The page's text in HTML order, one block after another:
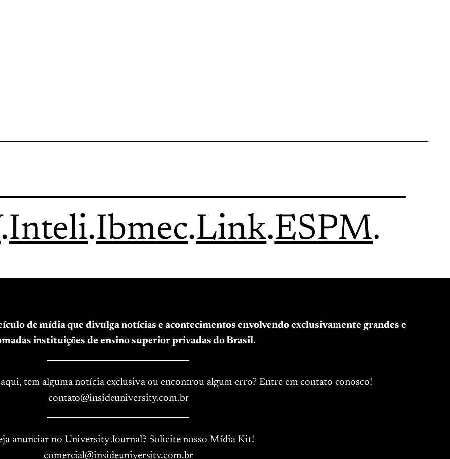
.Inteli.Ibmec.Link.ESPM.
de mídia que divulga notícias e acontecimentos envolvendo exclusivamente grandes e
instituições de ensino superior privadas do Brasil.
tem alguma notícia exclusiva ou encontrou algum erro? Entre em contato conosco!
contato@insideuniversity.com.br
anunciar no University Journal? Solicite nosso Mídia Kit!
comercial@insideuniversity.com.br